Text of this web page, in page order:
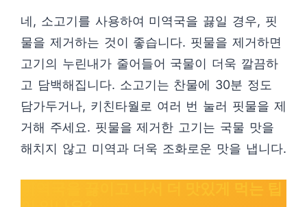
네, 소고기를 사용하여 미역국을 끓일 경우, 핏
물을 제거하는 것이 좋습니다. 핏물을 제거하면
고기의 누린내가 줄어들어 국물이 더욱 깔끔하
고 담백해집니다. 소고기는 찬물에 30분 정도
담가두거나, 키친타월로 여러 번 눌러 핏물을 제
거해 주세요. 핏물을 제거한 고기는 국물 맛을
해치지 않고 미역과 더욱 조화로운 맛을 냅니다.